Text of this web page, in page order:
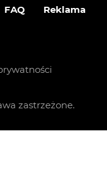
FAQ
Reklama
zastrzeżone.